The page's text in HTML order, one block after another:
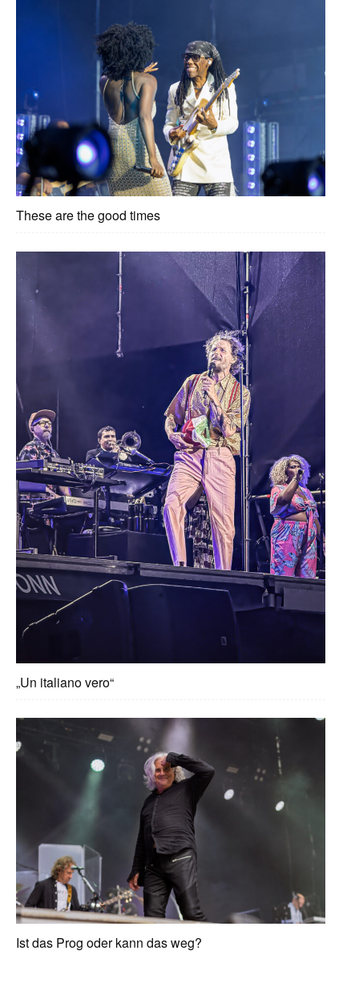
These are the good times
„Un italiano vero“
Ist das Prog oder kann das weg?